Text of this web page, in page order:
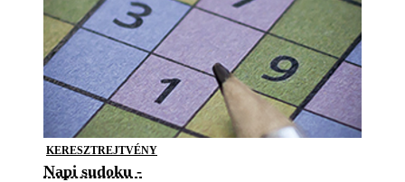
KERESZTREJTVÉNY
Napi sudoku -